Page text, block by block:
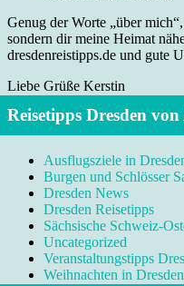
Genug der Worte „über
sondern dir meine Heimat
dresdenreistipps.de und gute
Liebe Grüße Kerstin
Reisetipps Dresden
Ausflugsziele in
Burgen und Schlösser
Dresden News
Dresden Reisetipps
Sächsische Schweiz-
Uncategorized
Veranstaltungstipps
Weihnachten in Dresden